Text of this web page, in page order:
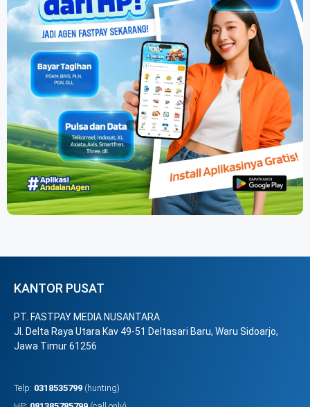
KANTOR PUSAT
PT. FASTPAY MEDIA NUSANTARA
Jl. Delta Raya Utara Kav 49-51 Deltasari Baru, Waru Sidoarjo,
Jawa Timur 61256
Telp: 0318535799 (hunting)